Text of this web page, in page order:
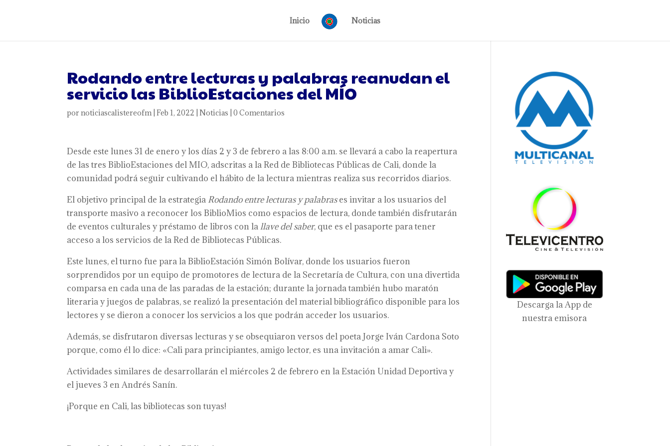
Inicio Noticias
Rodando entre lecturas y palabras reanudan el
servicio las BiblioEstaciones del MÍO
pornoticiascalistereofm|Feb 1, 2022 |Noticias |0 Comentarios
Desde este lunes 31 de enero y los días 2 y 3 de febrero a las 8:00 a.m. se llevará a cabo la reapertura
de las tres BiblioEstaciones del MIO, adscritas a la Red de Bibliotecas Públicas de Cali, donde la
comunidad podrá seguir cultivando el hábito de la lectura mientras realiza sus recorridos diarios.
El objetivo principal de la estrategia Rodando entre lecturas y palabrases invitar a los usuarios del
transporte masivo a reconocer los BiblioMios como espacios de lectura, donde también disfrutarán
de eventos culturales y préstamo de libros con lallave del saber, que es el pasaporte para tener
acceso a los servicios de la Red de Bibliotecas Públicas.
Este lunes, el turno fue para la BiblioEstación Simón Bolívar, donde los usuarios fueron
sorprendidos por un equipo de promotores de lectura de la Secretaría de Cultura, con una divertida
comparsa en cada una de las paradas de la estación; durante la jornada también hubo maratón
literaria y juegos de palabras, se realizó la presentación del material bibliográfico disponible para los
lectores y se dieron a conocer los servicios a los que podrán acceder los usuarios.
Además, se disfrutaron diversas lecturas y se obsequiaron versos del poeta Jorge Iván Cardona Soto
porque, como él lo dice: «Cali para principiantes, amigo lector, es una invitación a amar Cali».
Actividades similares de desarrollarán el miércoles 2 de febrero en la Estación Unidad Deportiva y
el jueves 3 en Andrés Sanín.
¡Porque en Cali, las bibliotecas son tuyas!
Descarga la App de
nuestra emisora